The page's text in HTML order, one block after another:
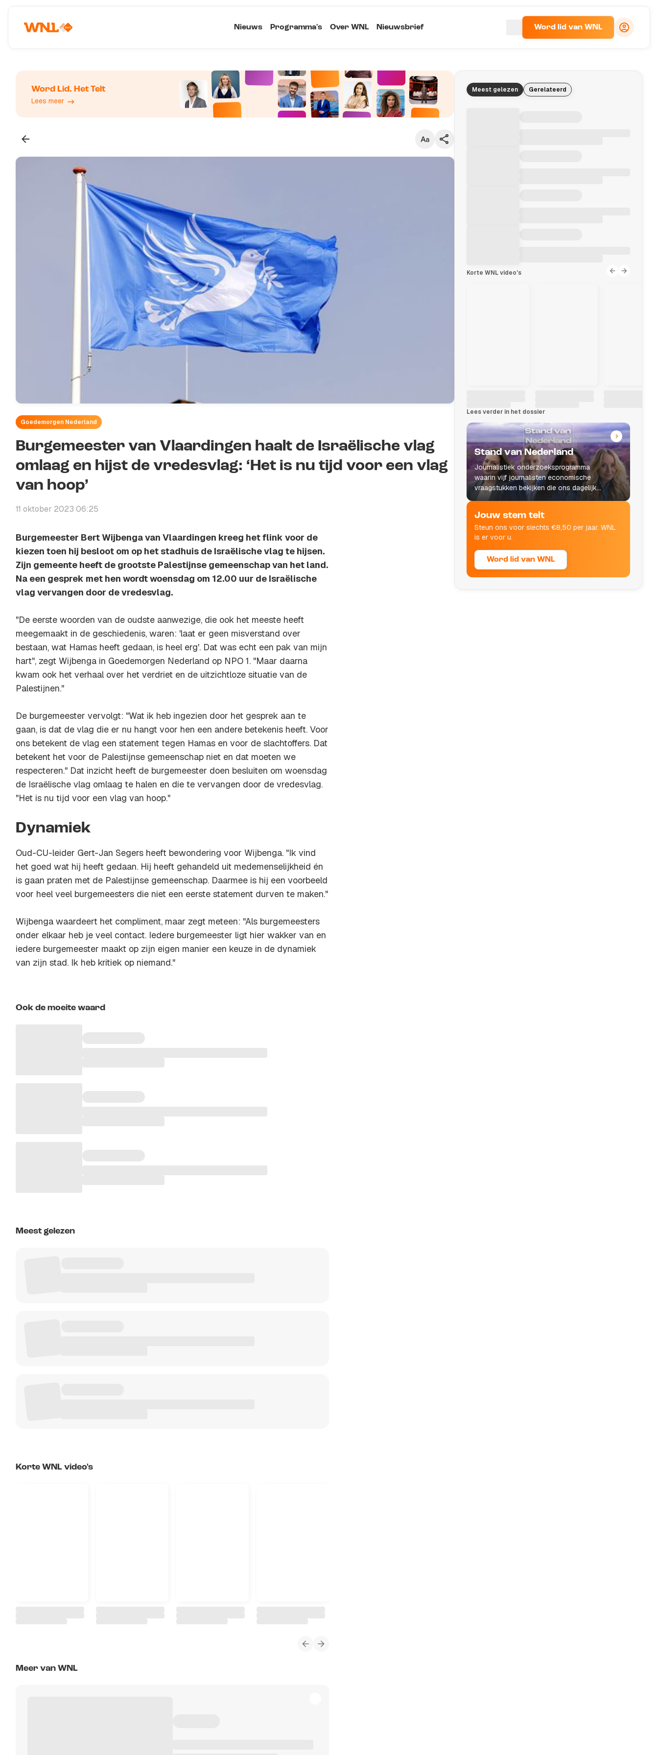
Nieuws Programma's Over WNL Nieuwsbrief Word lid van WNL
Word Lid. Het Telt
Lees meer
Goedemorgen Nederland
Burgemeester van Vlaardingen haalt de Israëlische vlag
omlaag en hijst de vredesvlag: ‘Het is nu tijd voor een vlag
van hoop’
11 oktober 2023 06:25
Burgemeester Bert Wijbenga van Vlaardingen kreeg het flink voor de
kiezen toen hij besloot om op het stadhuis de Israëlische vlag te hijsen.
Zijn gemeente heeft de grootste Palestijnse gemeenschap van het land.
Na een gesprek met hen wordt woensdag om 12.00 uur de Israëlische
vlag vervangen door de vredesvlag.
"De eerste woorden van de oudste aanwezige, die ook het meeste heeft
meegemaakt in de geschiedenis, waren: 'laat er geen misverstand over
bestaan, wat Hamas heeft gedaan, is heel erg'. Dat was echt een pak van mijn
hart", zegt Wijbenga in Goedemorgen Nederland op NPO 1. "Maar daarna
kwam ook het verhaal over het verdriet en de uitzichtloze situatie van de
Palestijnen."
De burgemeester vervolgt: "Wat ik heb ingezien door het gesprek aan te
gaan, is dat de vlag die er nu hangt voor hen een andere betekenis heeft. Voor
ons betekent de vlag een statement tegen Hamas en voor de slachtoffers. Dat
betekent het voor de Palestijnse gemeenschap niet en dat moeten we
respecteren." Dat inzicht heeft de burgemeester doen besluiten om woensdag
de Israëlische vlag omlaag te halen en die te vervangen door de vredesvlag.
"Het is nu tijd voor een vlag van hoop."
Dynamiek
Oud-CU-leider Gert-Jan Segers heeft bewondering voor Wijbenga. "Ik vind
het goed wat hij heeft gedaan. Hij heeft gehandeld uit medemenselijkheid én
is gaan praten met de Palestijnse gemeenschap. Daarmee is hij een voorbeeld
voor heel veel burgemeesters die niet een eerste statement durven te maken."
Wijbenga waardeert het compliment, maar zegt meteen: "Als burgemeesters
onder elkaar heb je veel contact. Iedere burgemeester ligt hier wakker van en
iedere burgemeester maakt op zijn eigen manier een keuze in de dynamiek
van zijn stad. Ik heb kritiek op niemand."
Ook de moeite waard
Meest gelezen
Korte WNL video's
Meer van WNL
Meest gelezen Gerelateerd
Korte WNL video's
Lees verder in het dossier
Stand van Nederland
Journalistiek onderzoeksprogramma
waarin vijf journalisten economische
vraagstukken bekijken die ons dagelijks
leven raken.
Jouw stem telt
Steun ons voor slechts €8,50 per jaar. WNL
is er voor u.
Word lid van WNL